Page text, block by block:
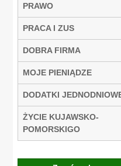
PRAWO
PRACA I ZUS
DOBRA FIRMA
MOJE PIENIĄDZE
DODATKI
ŻYCIE KUJAWSKO-
POMORSKIGO